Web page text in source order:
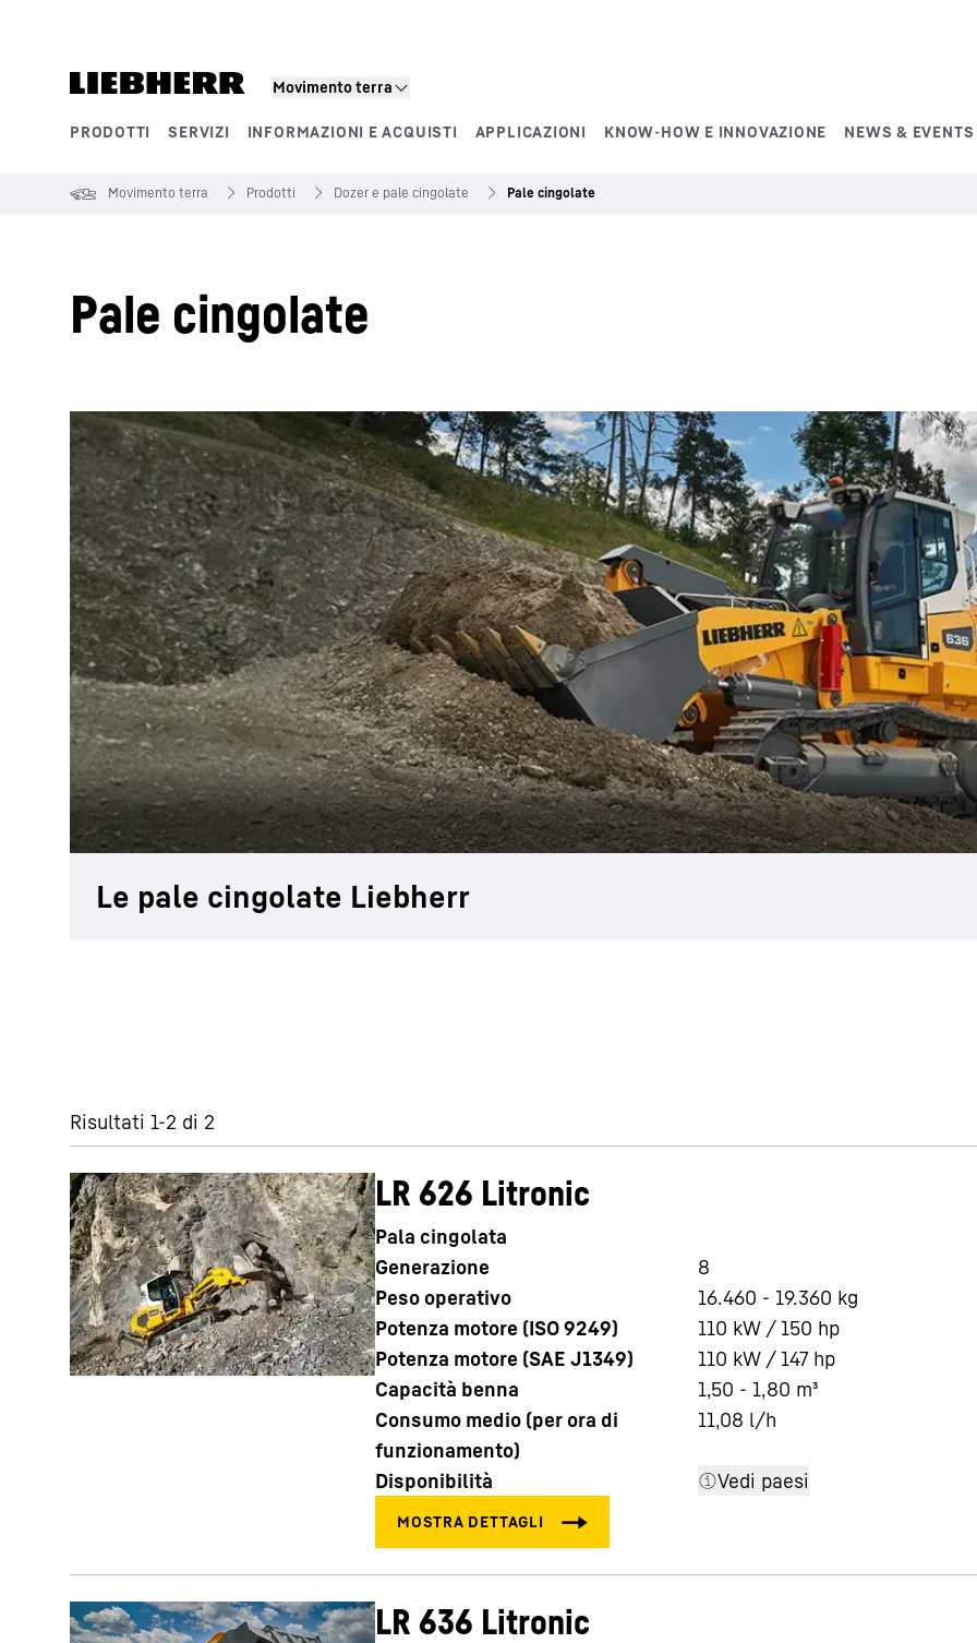
Movimento terra
PRODOTTI SERVIZI INFORMAZIONI E ACQUISTI APPLICAZIONI KNOW-HOW E INNOVAZIONE NEWS & EVENTS
Maggiori informazioni sulla società Carriera in Liebherr
Movimento terra Prodotti Dozer e pale cingolate Pale cingolate
Pale cingolate
Le pale cingolate Liebherr
Risultati 1-2 di 2
LR 626 Litronic
Pala cingolata
Generazione
8
Peso operativo
16.460 - 19.360 kg
Potenza motore (ISO 9249)
110 kW / 150 hp
Potenza motore (SAE J1349)
110 kW / 147 hp
Capacità benna
1,50 - 1,80 m³
Consumo medio (per ora di
funzionamento)
11,08 l/h
Disponibilità Vedi paesi
LR 636 Litronic